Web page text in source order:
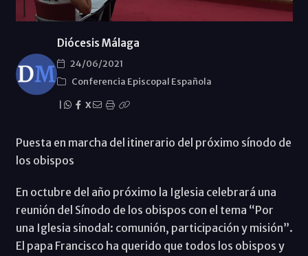
Diócesis Málaga
24/06/2021
Conferencia Episcopal Española
X
Puesta en marcha del itinerario del próximo sínodo de
los obispos
En octubre del año próximo la Iglesia celebrará una
reunión del Sínodo de los obispos con el tema “Por
una Iglesia sinodal: comunión, participación y misión”.
El papa Francisco ha querido que todos los obispos y